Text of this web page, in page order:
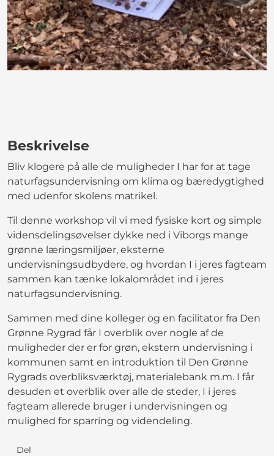
Beskrivelse
Bliv klogere på alle de muligheder I har for at tage
naturfagsundervisning om klima og bæredygtighed
med udenfor skolens matrikel.
Til denne workshop vil vi med fysiske kort og simple
vidensdelingsøvelser dykke ned i Viborgs mange
grønne læringsmiljøer, eksterne
undervisningsudbydere, og hvordan I i jeres fagteam
sammen kan tænke lokalområdet ind i jeres
naturfagsundervisning.
Sammen med dine kolleger og en facilitator fra Den
Grønne Rygrad får I overblik over nogle af de
muligheder der er for grøn, ekstern undervisning i
kommunen samt en introduktion til Den Grønne
Rygrads overbliksværktøj, materialebank m.m. I får
desuden et overblik over alle de steder, I i jeres
fagteam allerede bruger i undervisningen og
mulighed for sparring og videndeling.
Del